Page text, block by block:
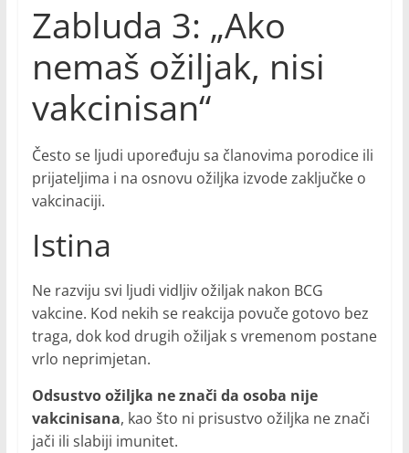
Zabluda 3: „Ako
nemaš ožiljak, nisi
vakcinisan“
Često se ljudi upoređuju sa članovima porodice ili
prijateljima i na osnovu ožiljka izvode zaključke o
vakcinaciji.
Istina
Ne razviju svi ljudi vidljiv ožiljak nakon BCG
vakcine. Kod nekih se reakcija povuče gotovo bez
traga, dok kod drugih ožiljak s vremenom postane
vrlo neprimjetan.
Odsustvo ožiljka ne znači da osoba nije
vakcinisana, kao što ni prisustvo ožiljka ne znači
jači ili slabiji imunitet.